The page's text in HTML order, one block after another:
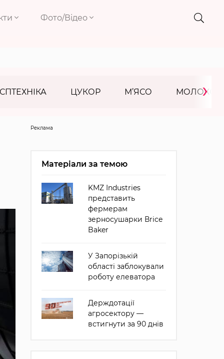
Фото/Відео
ЦУКОР М’ЯСО МОЛОКО
›
Реклама
Матеріали за темою
KMZ Industries
представить
фермерам
зерносушарки Вrice
Baker
У Запорізькій
області заблокували
роботу елеватора
Держдотації
агросектору —
встигнути за 90 днів